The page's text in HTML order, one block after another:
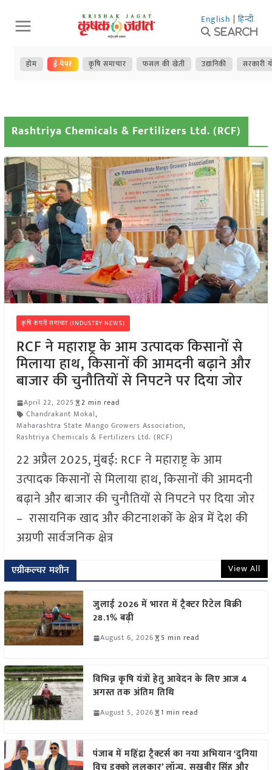
Skip
to
content
English | हिन्दी
Search
होम ई-पेपर कृषि समाचार फसल की खेती उद्यानिकी सरकारी
Rashtriya Chemicals & Fertilizers Ltd. (RCF)
कृषि कंपनी समाचार (INDUSTRY NEWS)
RCF ने महाराष्ट्र के आम उत्पादक किसानों से
मिलाया हाथ, किसानों की आमदनी बढ़ाने और
बाजार की चुनौतियों से निपटने पर दिया जोर
April 22, 2025
2 min read
Chandrakant Mokal,
Maharashtra State Mango Growers Association,
Rashtriya Chemicals & Fertilizers Ltd. (RCF)
22 अप्रैल 2025, मुंबई: RCF ने महाराष्ट्र के आम
उत्पादक किसानों से मिलाया हाथ, किसानों की आमदनी
बढ़ाने और बाजार की चुनौतियों से निपटने पर दिया जोर
– रासायनिक खाद और कीटनाशकों के क्षेत्र में देश की
अग्रणी सार्वजनिक क्षेत्र
एग्रीकल्चर मशीन View All
जुलाई 2026 में भारत में ट्रैक्टर रिटेल बिक्री
28.1% बढ़ी
August 6, 2026 5 min read
विभिन्न कृषि यंत्रों हेतु आवेदन के लिए आज 4
अगस्त तक अंतिम तिथि
August 5, 2026 1 min read
पंजाब में महिंद्रा ट्रैक्टर्स का नया अभियान ‘दुनिया